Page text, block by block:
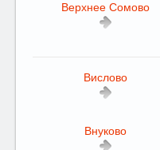
Верхнее Сомово
Вислово
Внуково